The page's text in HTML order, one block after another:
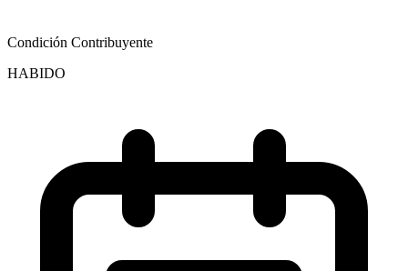
Condición Contribuyente
HABIDO